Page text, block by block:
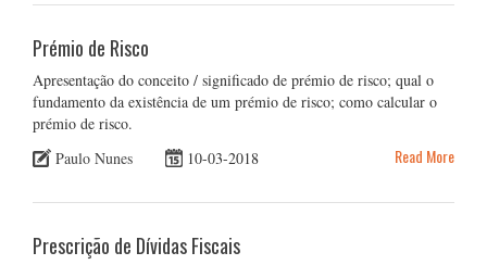
Prémio de Risco
Apresentação do conceito / significado de prémio de risco; qual o
fundamento da existência de um prémio de risco; como calcular o
prémio de risco.
Paulo Nunes
10-03-2018 Read More
Prescrição de Dívidas Fiscais